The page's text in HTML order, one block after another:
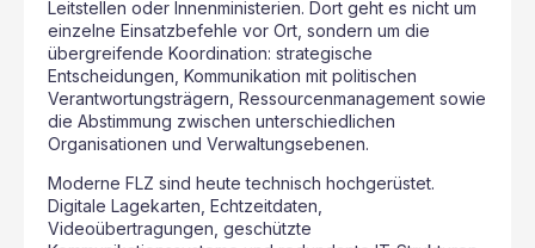
Leitstellen oder Innenministerien. Dort geht es nicht um
einzelne Einsatzbefehle vor Ort, sondern um die
übergreifende Koordination: strategische
Entscheidungen, Kommunikation mit politischen
Verantwortungsträgern, Ressourcenmanagement sowie
die Abstimmung zwischen unterschiedlichen
Organisationen und Verwaltungsebenen.
Moderne FLZ sind heute technisch hochgerüstet.
Digitale Lagekarten, Echtzeitdaten,
Videoübertragungen, geschützte